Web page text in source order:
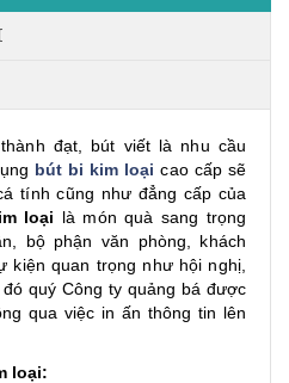
đạt, bút viết là nhu cầu
bút bi kim loại cao cấp sẽ
tính cũng như đẳng cấp của
loại là món quà sang trọng
bộ phận văn phòng, khách
kiện quan trọng như hội nghị,
quý Công ty quảng bá được
qua việc in ấn thông tin lên
loại: